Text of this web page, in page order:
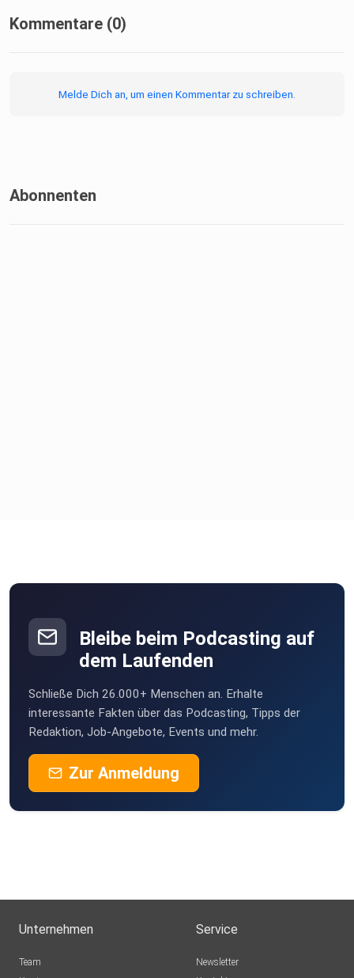
Kommentare (0)
Melde Dich an, um einen Kommentar zu schreiben.
Abonnenten
Bleibe beim Podcasting auf
dem Laufenden
Schließe Dich 26.000+ Menschen an. Erhalte
interessante Fakten über das Podcasting, Tipps der
Redaktion, Job-Angebote, Events und mehr.
Zur Anmeldung
Unternehmen
Team
Service
Newsletter